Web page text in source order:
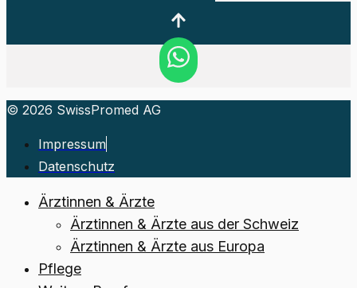
© 2026 SwissPromed AG
Impressum
Datenschutz
Ärztinnen & Ärzte
Ärztinnen & Ärzte aus der Schweiz
Ärztinnen & Ärzte aus Europa
Pflege